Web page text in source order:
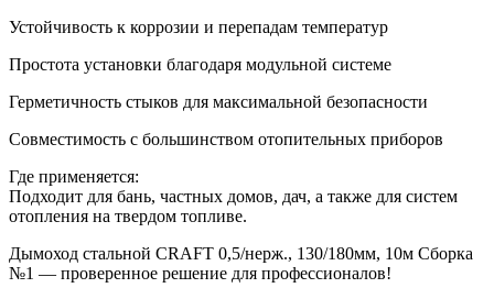
Устойчивость к коррозии и перепадам температур
Простота установки благодаря модульной системе
Герметичность стыков для максимальной безопасности
Совместимость с большинством отопительных приборов
Где применяется:
Подходит для бань, частных домов, дач, а также для систем
отопления на твердом топливе.
Дымоход стальной CRAFT 0,5/нерж., 130/180мм, 10м Сборка
№1 — проверенное решение для профессионалов!